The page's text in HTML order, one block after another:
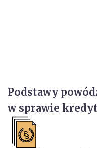
Podstawy
w sprawie